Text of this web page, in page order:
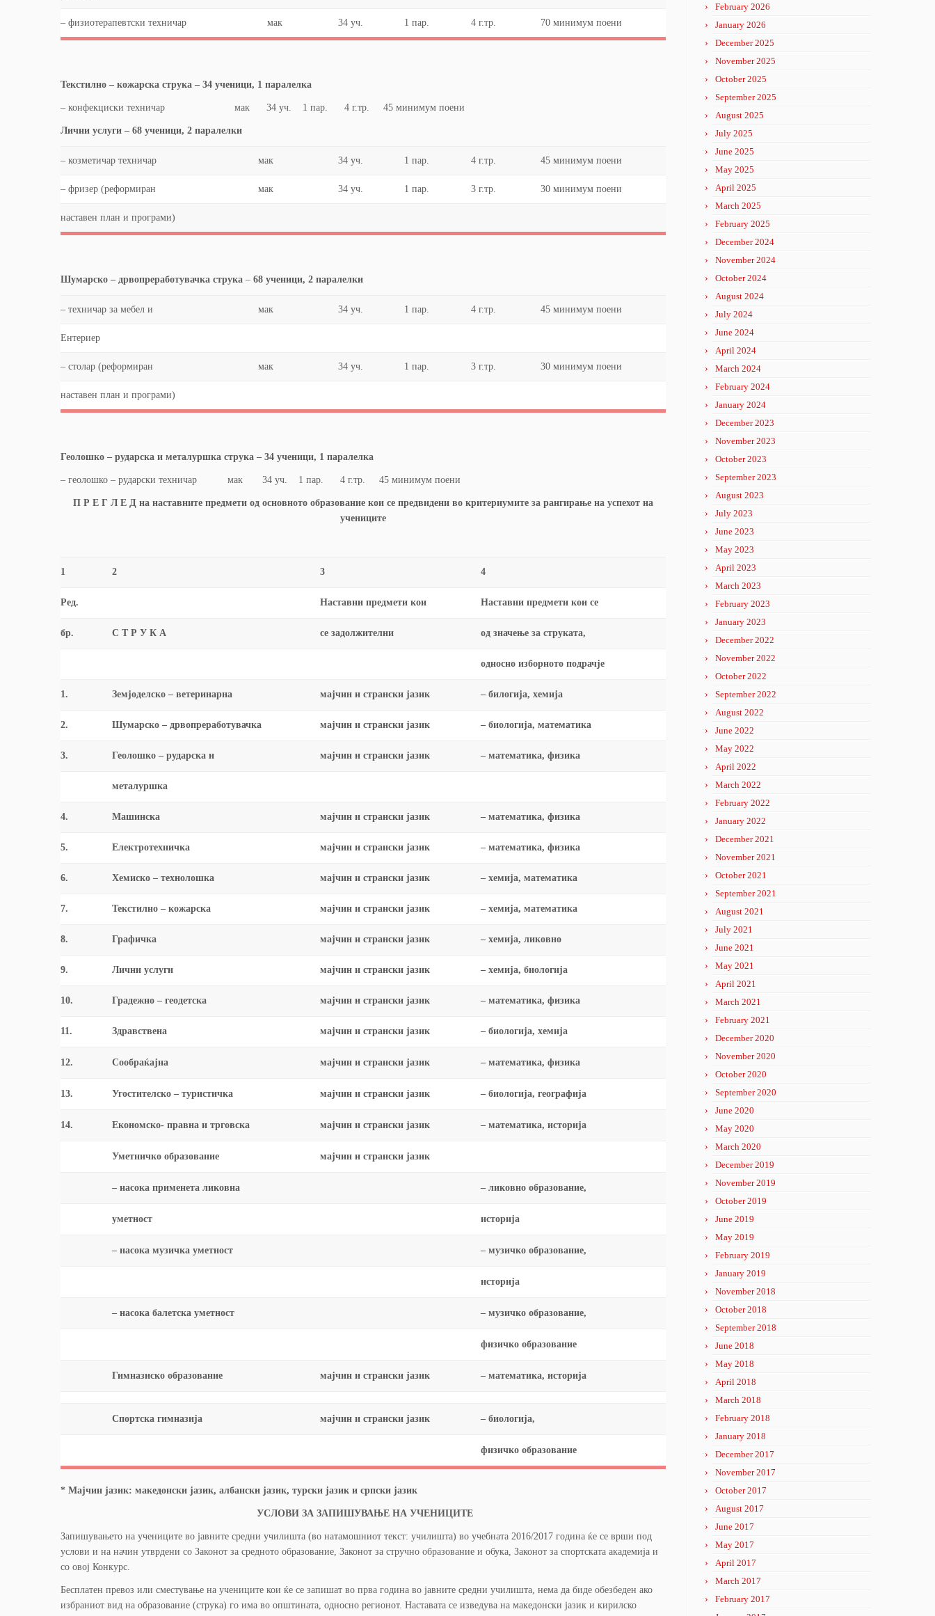
– физиотерапевтски техничар мак 34 уч. 1 пар. 4 г.тр. 70 минимум поени
Текстилно – кожарска струка – 34 ученици, 1 паралелка
– конфекциски техничар мак 34 уч. 1 пар. 4 г.тр. 45 минимум поени
Лични услуги – 68 ученици, 2 паралелки
– козметичар техничар мак 34 уч. 1 пар. 4 г.тр. 45 минимум поени
– фризер (реформиран мак 34 уч. 1 пар. 3 г.тр. 30 минимум поени
нaставен план и програми)
Шумарско – дрвопреработувачка струка – 68 ученици, 2 паралелки
– техничар за мебел и мак 34 уч. 1 пар. 4 г.тр. 45 минимум поени
Ентериер
– столар (реформиран мак 34 уч. 1 пар. 3 г.тр. 30 минимум поени
нaставен план и програми)
Геолошко – рударска и металуршка струка – 34 ученици, 1 паралелка
– геолошко – рударски техничар мак 34 уч. 1 пар. 4 г.тр. 45 минимум поени
П Р Е Г Л Е Д на наставните предмети од основното образование кои се предвидени во критериумите за рангирање на успехот на
учениците
1 2 3 4
Ред. Наставни предмети кои Наставни предмети кои се
бр. С Т Р У К А се задолжителни од значење за струката,
односно изборното подрачје
1. Земјоделско – ветеринарна мајчин и странски јазик – билогија, хемија
2. Шумарско – дрвопреработувачка мајчин и странски јазик – биологија, математика
3. Геолошко – рударска и мајчин и странски јазик – математика, физика
металуршка
4. Машинска мајчин и странски јазик – математика, физика
5. Електротехничка мајчин и странски јазик – математика, физика
6. Хемиско – технолошка мајчин и странски јазик – хемија, математика
7. Текстилно – кожарска мајчин и странски јазик – хемија, математика
8. Графичка мајчин и странски јазик – хемија, ликовно
9. Лични услуги мајчин и странски јазик – хемија, биологија
10. Градежно – геодетска мајчин и странски јазик – математика, физика
11. Здравствена мајчин и странски јазик – биологија, хемија
12. Сообраќајна мајчин и странски јазик – математика, физика
13. Угостителско – туристичка мајчин и странски јазик – биологија, географија
14. Економско- правна и трговска мајчин и странски јазик – математика, историја
Уметничко образование мајчин и странски јазик
– насока применета ликовна – ликовно образование,
уметност историја
– насока музичка уметност – музичко образование,
историја
– насока балетска уметност – музичко образование,
физичко образование
Гимназиско образование мајчин и странски јазик – математика, историја
Спортска гимназија мајчин и странски јазик – биологија,
физичко образование
* Мајчин јазик: македонски јазик, албански јазик, турски јазик и српски јазик
УСЛОВИ ЗА ЗАПИШУВАЊЕ НА УЧЕНИЦИТЕ
Запишувањето на учениците во јавните средни училишта (во натамошниот текст: училишта) во учебната 2016/2017 година ќе се врши под
услови и на начин утврдени со Законот за средното образование, Законот за стручно образование и обука, Законот за спортската академија и
со овој Конкурс.
Бесплатен превоз или сместување на учениците кои ќе се запишат во прва година во јавните средни училишта, нема да биде обезбеден ако
избраниот вид на образование (струка) го има во општината, односно регионот. Наставата се изведува на македонски јазик и кирилско
February 2026
January 2026
December 2025
November 2025
October 2025
September 2025
August 2025
July 2025
June 2025
May 2025
April 2025
March 2025
February 2025
December 2024
November 2024
October 2024
August 2024
July 2024
June 2024
April 2024
March 2024
February 2024
January 2024
December 2023
November 2023
October 2023
September 2023
August 2023
July 2023
June 2023
May 2023
April 2023
March 2023
February 2023
January 2023
December 2022
November 2022
October 2022
September 2022
August 2022
June 2022
May 2022
April 2022
March 2022
February 2022
January 2022
December 2021
November 2021
October 2021
September 2021
August 2021
July 2021
June 2021
May 2021
April 2021
March 2021
February 2021
December 2020
November 2020
October 2020
September 2020
June 2020
May 2020
March 2020
December 2019
November 2019
October 2019
June 2019
May 2019
February 2019
January 2019
November 2018
October 2018
September 2018
June 2018
May 2018
April 2018
March 2018
February 2018
January 2018
December 2017
November 2017
October 2017
August 2017
June 2017
May 2017
April 2017
March 2017
February 2017